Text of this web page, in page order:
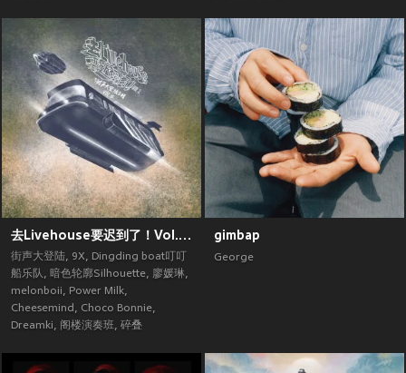
去Livehouse要迟到了！Vol.2 (街声大登陆合辑Vol.5)
街声大登陆, 9X, Dingding boat叮叮
船乐队, 暗色轮廓Silhouette, 廖媛琳,
melonboii, Power Milk,
Cheesemind, Choco Bonnie,
Dreamki, 阁楼演奏班, 碎叠
gimbap
George